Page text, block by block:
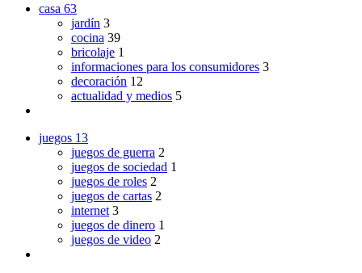
casa 63
jardín 3
cocina 39
bricolaje 1
informaciones para los consumidores 3
decoración 12
actualidad y medios 5
juegos 13
juegos de guerra 2
juegos de sociedad 1
juegos de roles 2
juegos de cartas 2
internet 3
juegos de dinero 1
juegos de video 2